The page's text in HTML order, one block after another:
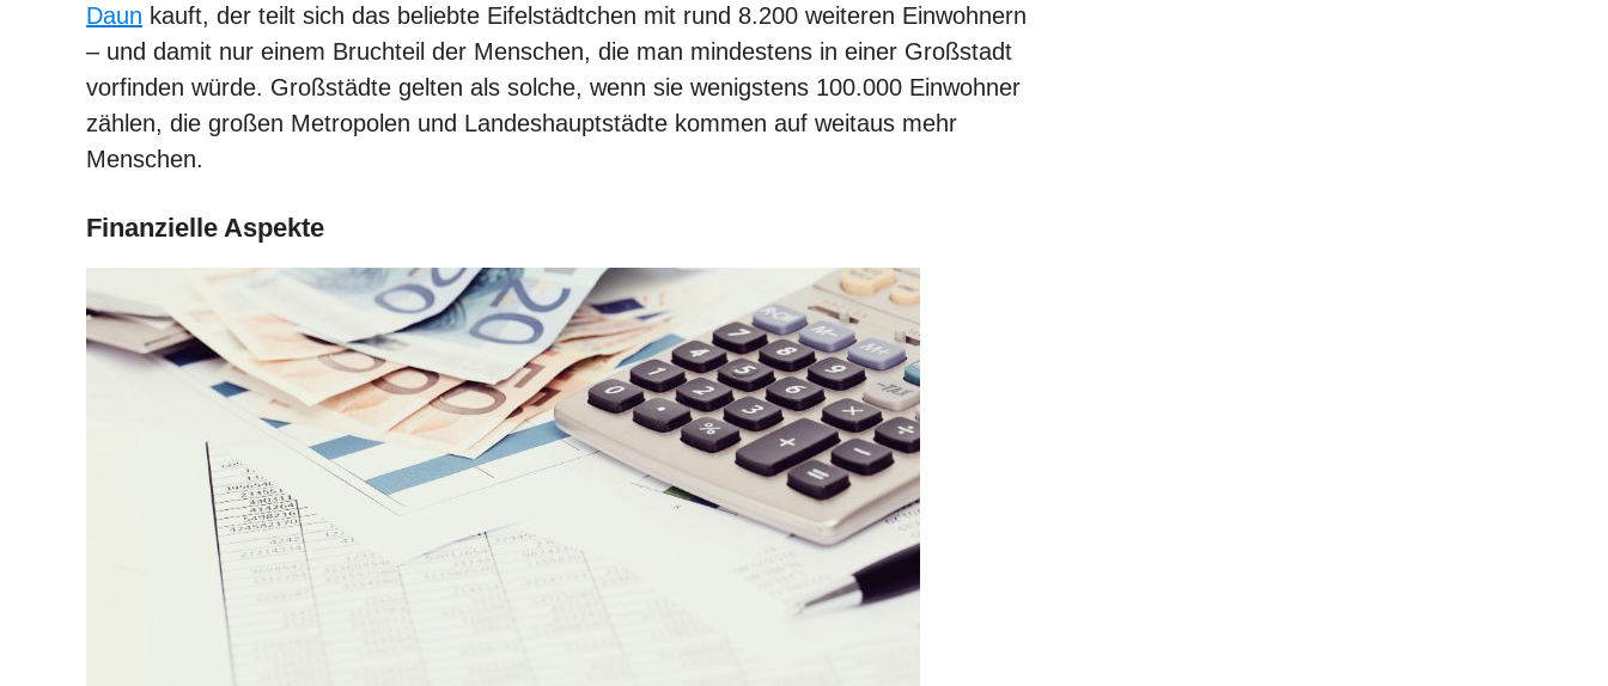
Daun kauft, der teilt sich das beliebte Eifelstädtchen mit rund 8.200 weiteren Einwohnern
– und damit nur einem Bruchteil der Menschen, die man mindestens in einer Großstadt
vorfinden würde. Großstädte gelten als solche, wenn sie wenigstens 100.000 Einwohner
zählen, die großen Metropolen und Landeshauptstädte kommen auf weitaus mehr
Menschen.
Finanzielle Aspekte